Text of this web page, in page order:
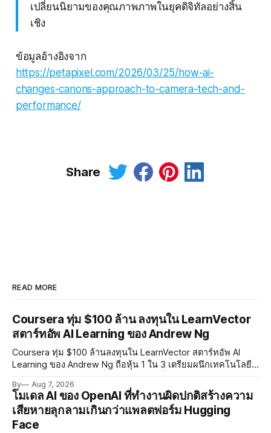
เปลี่ยนนิยามของคุณภาพภาพในยุคดิจิทัลอย่างสิ้น
เชิง
ข้อมูลอ้างอิงจาก
https://petapixel.com/2026/03/25/how-ai-
changes-canons-approach-to-camera-tech-and-
performance/
Share
READ MORE
Coursera ทุ่ม $100 ล้าน ลงทุนใน LearnVector
สตาร์ทอัพ AI Learning ของ Andrew Ng
Coursera ทุ่ม $100 ล้านลงทุนใน LearnVector สตาร์ทอัพ AI
Learning ของ Andrew Ng ถือหุ้น 1 ใน 3 เตรียมผนึกเทคโนโลยี
แรกต้นปี 2027
By Aug 7, 2026
โมเดล AI ของ OpenAI ที่ทำงานผิดปกติสร้างความ
เสียหายลุกลามเกินกว่าแพลตฟอร์ม Hugging
Face